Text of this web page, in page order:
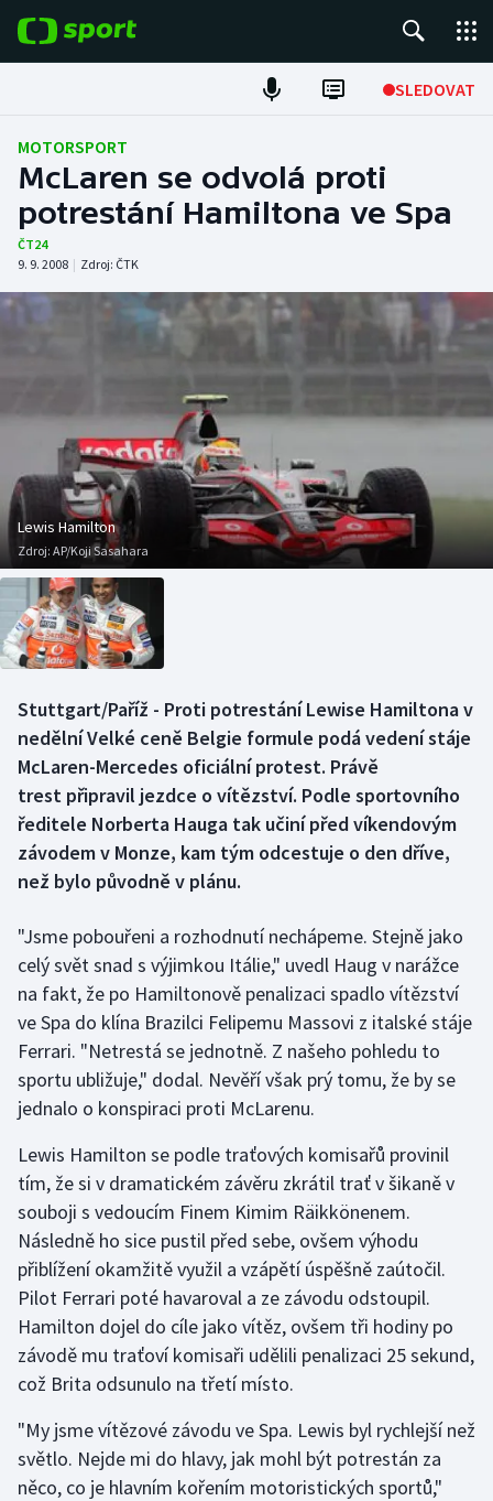
SLEDOVAT
Fotbal
Hokej
Tenis
Atletika
Americký fotbal
Baseball a softbal
Basketbal
Biatlon
Boby a skeleton
Box
Curling
Dostihy
Florbal
Futsal
Golf
Gymnastika
Házená
Jezdectví
Judo
Krasobruslení
Lezení
Lyže a snowboard
Motorsport
NEPŘEHLÉDNĚTE
Soutěže
Historické návraty
Aplikace ČT sport
AZ kvíz
MOTORSPORT
McLaren se odvolá proti
potrestání Hamiltona ve Spa
ČT24
9. 9. 2008 | Zdroj: ČTK
Lewis Hamilton
Zdroj: AP/Koji Sasahara
Stuttgart/Paříž - Proti potrestání Lewise Hamiltona v
nedělní Velké ceně Belgie formule podá vedení stáje
McLaren-Mercedes oficiální protest. Právě
trest připravil jezdce o vítězství. Podle sportovního
ředitele Norberta Hauga tak učiní před víkendovým
závodem v Monze, kam tým odcestuje o den dříve,
než bylo původně v plánu.
"Jsme pobouřeni a rozhodnutí nechápeme. Stejně jako
celý svět snad s výjimkou Itálie," uvedl Haug v narážce
na fakt, že po Hamiltonově penalizaci spadlo vítězství
ve Spa do klína Brazilci Felipemu Massovi z italské stáje
Ferrari. "Netrestá se jednotně. Z našeho pohledu to
sportu ubližuje," dodal. Nevěří však prý tomu, že by se
jednalo o konspiraci proti McLarenu.
Lewis Hamilton se podle traťových komisařů provinil
tím, že si v dramatickém závěru zkrátil trať v šikaně v
souboji s vedoucím Finem Kimim Räikkönenem.
Následně ho sice pustil před sebe, ovšem výhodu
přiblížení okamžitě využil a vzápětí úspěšně zaútočil.
Pilot Ferrari poté havaroval a ze závodu odstoupil.
Hamilton dojel do cíle jako vítěz, ovšem tři hodiny po
závodě mu traťoví komisaři udělili penalizaci 25 sekund,
což Brita odsunulo na třetí místo.
"My jsme vítězové závodu ve Spa. Lewis byl rychlejší než
světlo. Nejde mi do hlavy, jak mohl být potrestán za
něco, co je hlavním kořením motoristických sportů,"